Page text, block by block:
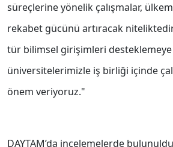
süreçlerine yönelik çalışmalar,
rekabet gücünü artıracak
tür bilimsel girişimleri desteklemeye
üniversitelerimizle iş birliği içinde
önem veriyoruz."
DAYTAM’da incelemelerde bulunuldu